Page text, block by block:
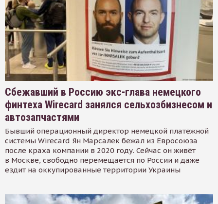
Сбежавший в Россию экс-глава немецкого
финтеха Wirecard занялся сельхозбизнесом и
автозапчастями
Бывший операционный директор немецкой платёжной
системы Wirecard Ян Марсалек бежал из Евросоюза
после краха компании в 2020 году. Сейчас он живёт
в Москве, свободно перемещается по России и даже
ездит на оккупированные территории Украины